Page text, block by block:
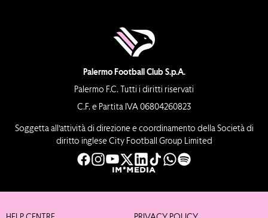
Palermo Football Club S.p.A.
Palermo F.C. Tutti i diritti riservati
C.F. e Partita IVA 06804260823
Soggetta all’attività di direzione e coordinamento della Società di
diritto inglese City Football Group Limited